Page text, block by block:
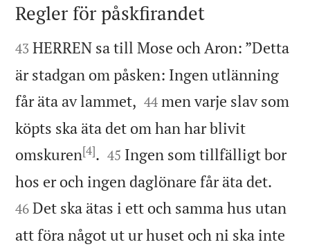

Regler för påskfirandet

43 HERREN sa till Mose och Aron: ”Detta
är stadgan om påsken: Ingen utlänning
får äta av lammet, 

44 men varje slav som
köpts ska äta det om han har blivit
omskuren[4]. 

45 Ingen som tillfälligt bor
hos er och ingen daglönare får äta det.
46 Det ska ätas i ett och samma hus utan
att föra något ut ur huset och ni ska inte